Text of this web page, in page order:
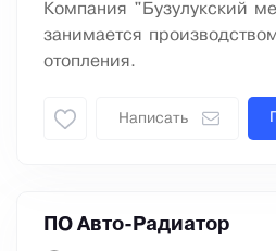
Компания "Бузулукский
занимается
отопления.
Написать
ПО Авто-Радиатор